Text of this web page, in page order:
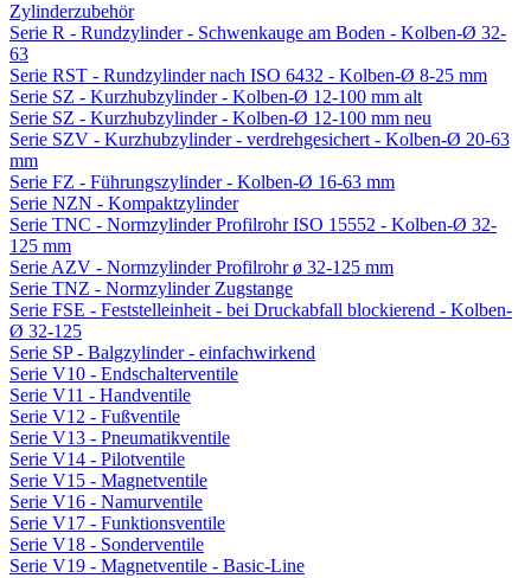
Zylinderzubehör
Serie R - Rundzylinder - Schwenkauge am Boden - Kolben-Ø 32-
63
Serie RST - Rundzylinder nach ISO 6432 - Kolben-Ø 8-25 mm
Serie SZ - Kurzhubzylinder - Kolben-Ø 12-100 mm alt
Serie SZ - Kurzhubzylinder - Kolben-Ø 12-100 mm neu
Serie SZV - Kurzhubzylinder - verdrehgesichert - Kolben-Ø 20-63
mm
Serie FZ - Führungszylinder - Kolben-Ø 16-63 mm
Serie NZN - Kompaktzylinder
Serie TNC - Normzylinder Profilrohr ISO 15552 - Kolben-Ø 32-
125 mm
Serie AZV - Normzylinder Profilrohr ø 32-125 mm
Serie TNZ - Normzylinder Zugstange
Serie FSE - Feststelleinheit - bei Druckabfall blockierend - Kolben-
Ø 32-125
Serie SP - Balgzylinder - einfachwirkend
Serie V10 - Endschalterventile
Serie V11 - Handventile
Serie V12 - Fußventile
Serie V13 - Pneumatikventile
Serie V14 - Pilotventile
Serie V15 - Magnetventile
Serie V16 - Namurventile
Serie V17 - Funktionsventile
Serie V18 - Sonderventile
Serie V19 - Magnetventile - Basic-Line